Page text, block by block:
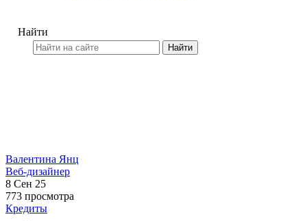
Найти
Найти
Валентина Янц
Веб-дизайнер
8 Сен 25
773 просмотра
Кредиты